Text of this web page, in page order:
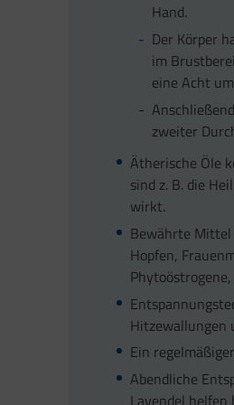
Hand.
Der Körper
im
eine Acht
zweiter
Ätherische Öle
sind z. B. die
wirkt.
Bewährte Mittel
Hopfen,
Hitzewallungen
Ein
Abendliche